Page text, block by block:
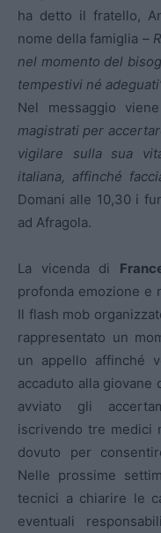
ha detto il fratello,
nome della famiglia –
nel momento del
tempestivi né
Nel messaggio
magistrati per
vigilare sulla sua
italiana, affinché
Domani alle 10,30 i
ad Afragola.
La vicenda di
profonda emozione e
Il flash mob
rappresentato un
un appello affinché
accaduto alla giovane
avviato gli
iscrivendo tre medici
dovuto per
Nelle prossime
tecnici a chiarire le
eventuali